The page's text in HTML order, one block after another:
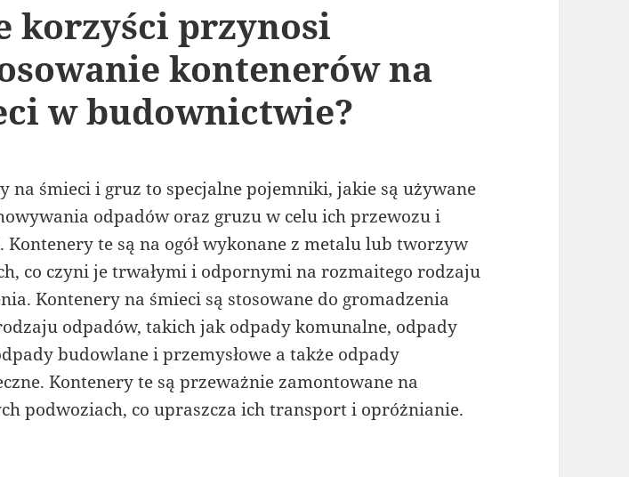
korzyści przynosi
kontenerów na
w budownictwie?
na śmieci i gruz to specjalne pojemniki, jakie są używane
odpadów oraz gruzu w celu ich przewozu i
te są na ogół wykonane z metalu lub tworzyw
co czyni je trwałymi i odpornymi na rozmaitego rodzaju
Kontenery na śmieci są stosowane do gromadzenia
odpadów, takich jak odpady komunalne, odpady
budowlane i przemysłowe a także odpady
Kontenery te są przeważnie zamontowane na
podwoziach, co upraszcza ich transport i opróżnianie.